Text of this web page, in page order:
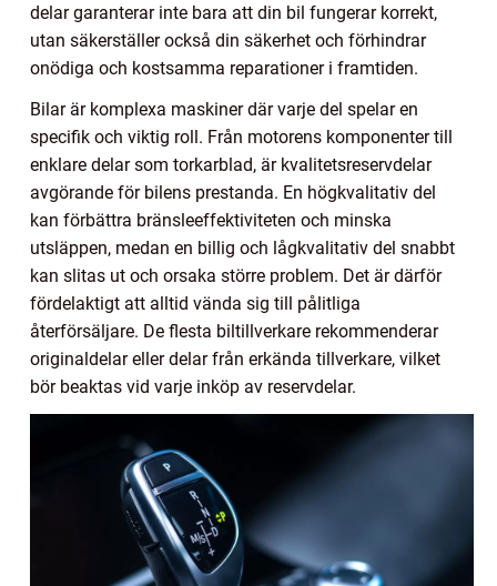
delar garanterar inte bara att din bil fungerar korrekt,
utan säkerställer också din säkerhet och förhindrar
onödiga och kostsamma reparationer i framtiden.
Bilar är komplexa maskiner där varje del spelar en
specifik och viktig roll. Från motorens komponenter till
enklare delar som torkarblad, är kvalitetsreservdelar
avgörande för bilens prestanda. En högkvalitativ del
kan förbättra bränsleeffektiviteten och minska
utsläppen, medan en billig och lågkvalitativ del snabbt
kan slitas ut och orsaka större problem. Det är därför
fördelaktigt att alltid vända sig till pålitliga
återförsäljare. De flesta biltillverkare rekommenderar
originaldelar eller delar från erkända tillverkare, vilket
bör beaktas vid varje inköp av reservdelar.